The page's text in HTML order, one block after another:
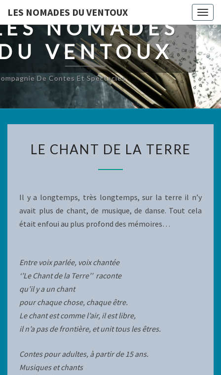
LES NOMADES DU VENTOUX
NOMADES
VENTOUX
De Contes Et Spectacles
CHANT
LE CHANT DE LA TERRE
Il y a longtemps, très longtemps, sur la terre il n’y
avait plus de chant, de musique, de danse. Tout cela
était enfoui au plus profond des mémoires…
Entre voix parlée, voix chantée
‘’Le Chant de la Terre’’ raconte
qu’il y a un chant
pour chaque chose, chaque être.
Le chant est comme l’air, il est libre,
il n’a pas de frontière, et unit tous les êtres.
Contes pour adultes, à partir de 15 ans.
Musiques et chants